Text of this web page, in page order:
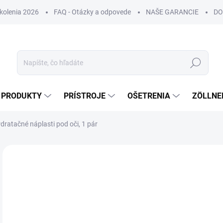
2026 FAQ - Otázky a odpovede NAŠE GARANCIE
Hľadať
PRODUKTY PRÍSTROJE OŠETRENIA
náplasti pod oči, 1 pár